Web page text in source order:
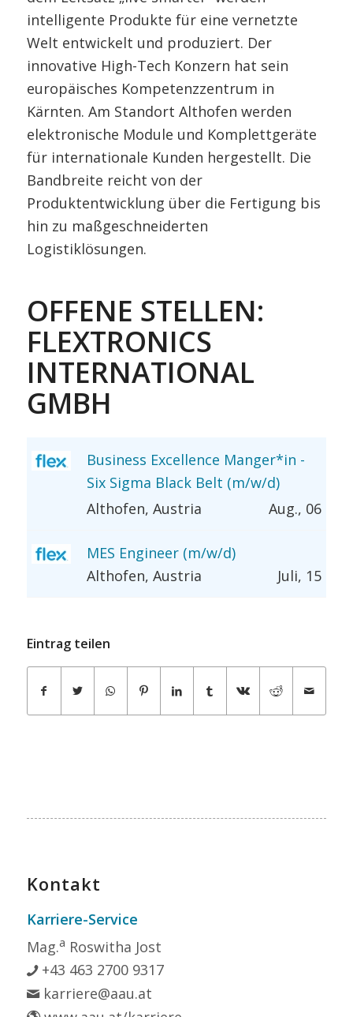
intelligente Produkte für eine vernetzte
Welt entwickelt und produziert. Der
innovative High-Tech Konzern hat sein
europäisches Kompetenzzentrum in
Kärnten. Am Standort Althofen werden
elektronische Module und Komplettgeräte
für internationale Kunden hergestellt. Die
Bandbreite reicht von der
Produktentwicklung über die Fertigung bis
hin zu maßgeschneiderten
Logistiklösungen.
OFFENE STELLEN:
FLEXTRONICS
INTERNATIONAL
GMBH
Business Excellence Manger*in -
Six Sigma Black Belt (m/w/d)
Althofen, Austria
Aug., 06
MES Engineer (m/w/d)
Althofen, Austria
Juli, 15
Eintrag teilen
Kontakt
Karriere-Service
Mag.a Roswitha Jost
+43 463 2700 9317
karriere@aau.at